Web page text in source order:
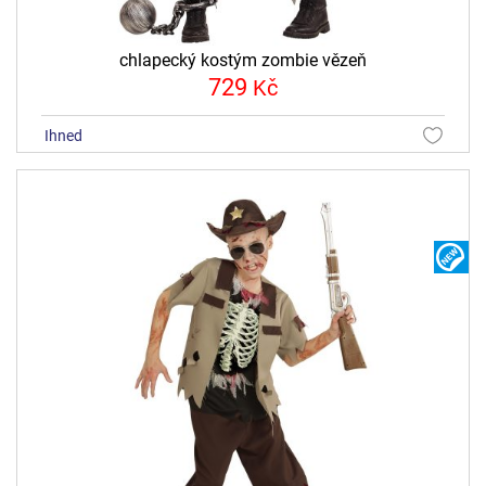
chlapecký kostým zombie vězeň
729 Kč
ihned